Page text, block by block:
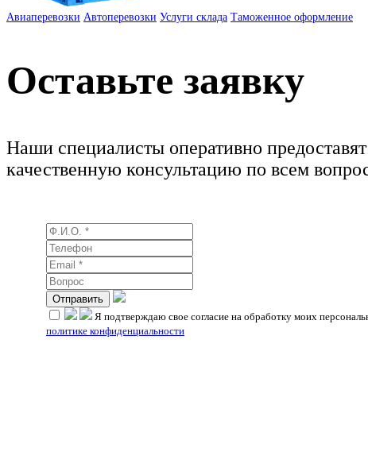
Авиаперевозки Автоперевозки Услуги склада Таможенное оформление
Оставьте заявку
Наши специалисты оперативно
качественную консультацию по всем
Я подтверждаю свое согласие на обработку моих
политике конфиденциальности